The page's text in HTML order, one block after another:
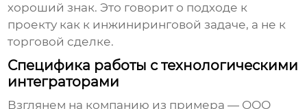
хороший знак. Это говорит о подходе к
проекту как к инжиниринговой задаче, а не к
торговой сделке.
Специфика работы с технологическими
интеграторами
Взглянем на компанию из примера — ООО